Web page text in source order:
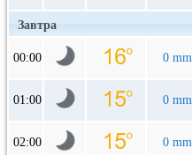
Завтра
00:00 0 mm
01:00 0 mm
02:00 0 mm